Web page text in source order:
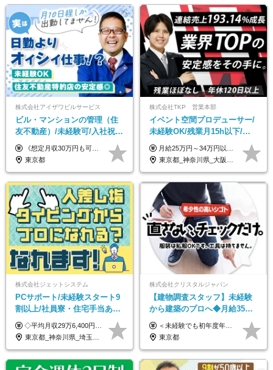
株式会社アイザワビルサービス
ビル・マンションの管理（住
友不動産）/未経験可/入社祝い
金10万円/月収30万円可/40～
50代活躍/S102
《想定月収30万円も可能！/想定年収380万円》 ■月給24万5000円以上＋賞与年2回(2カ月/2025年実績)＋時間外手当＋資格手当＋役職手当＋交通費 ………… ≪昇給、賞与、および各種諸手当について≫ ◇入社お祝い金（10万円 ※3カ月精勤後支給） ◇昇給/年1回 ◇賞与/年2回(2カ月/2025年実績) ◇時間外手当 ◇資格手当 └・ビル設備管理技能士1級（1万円/月） ・ビル設備管理技能士2級（5000円/月） ・建築物環境衛生管理技術者（1万円/月） ・防火管理技能者（3000円/月） ・消防設備士乙4類（3000円/月） 他 ◇役職手当 └・班長/サブリーダー/リーダー（5000円～2万円/月） ◇物件手当（最大2万円 ※物件により異なる） ◇退職金あり ※経験・年齢・能力を考慮した上、当社規定により優遇いたします。 ※3カ月の試用期間あり。その間の給与や福利厚生に差異はありません。 《モデル年収》 ・入社1年/35歳：年収380万円 ・入社3年/38歳：年収400万円
東京都
株式会社TKP 営業本部
イベント空間プロデューサー/
未経験OK/残業月15h以下/豊
富な福利厚生/全国募集/平均有
給取得日数14.9日
月給25万円～34万円以上＋各種手当＋残業代＋賞与年2回（昨年度2～4ヶ月分） 初年度想定年収：350万円～ ＜クラス・経験別の月給目安＞ ■メンバークラス：月給25万円以上 ■店長やSVなどのマネジメント経験者：月給30万円～スタート可 ■リーダークラス：月給34万円以上 ※月給は配属エリア・経験・能力を考慮して決定します（前職の経験・収入をお聞かせください）。 ※上記にはみなし残業手当20～30時間分（メンバー：3万1134円以上、経験5年以上：5万2448円以上、リーダー：5万9441円以上）を含みます。 ※超過分は別途支給いたします。
東京都_神奈川県_大阪府_愛知県_北海道_宮城県_静岡県_京都府_広島県_福岡県
株式会社ジェットシステム
PCサポート/未経験スタート9
割以上/社員寮・住宅手当あり/
正社員デビューOK/20代～30
代活躍中/全国募集
◇平均月収29万6,400円(各種手当含む) ◇住宅手当⇒最大家賃の半額支給 ◇賞与年2回支給 ■月給22万5,000円以上＋地域手当＋時間外手当＋住宅手当＋家族手当 ※経験やスキルに応じて給与を決定します ※試用期間2ヶ月あり（期間内は時給1,060円以上となります） └地域により上がる可能性があり／例：東京都時給1,370円 └その他待遇に差異なし ＜モデル月収例＞ 1年目：296,400円 3年目：320,000円 【固定残業代について】 なし（残業代は、実際の労働時間に応じて別途全額支給）
東京都_神奈川県_埼玉県_千葉県_大阪府_愛知県_北海道_青森県_岩手県_宮城県_秋田県_山形県_福島県_茨城県_群馬県_新潟県_山梨県_長野県_富山県_石川県_静岡県_岐阜県_三重県_兵庫県_京都府_滋賀県_奈良県_和歌山県_広島県_岡山県_鳥取県_島根県_山口県_徳島県_香川県_愛媛県_高知県_福岡県_熊本県_佐賀県_長崎県_大分県_宮崎県_沖縄県
株式会社クリスタルジャパン
【建物調査スタッフ】未経験
から建築のプロへ◆月給35万
円～＋賞与年2回◆官公庁・
UR直取引◆残業月10h
＜未経験でも初年度年収490万円～＞ ◆月給35万円～65万円＋賞与年2回（7月・12月） 【なぜ未経験に35万円を払えるのか】 UR都市機構様・日本郵政様・官公庁との直取引で中間マージンがなく、修繕・緊急対応だけで年4,000～5,000件。仕事が途切れない基盤があるため、調査を担う人材に相応の給与を支払えます。 【昇給について】 年齢や社歴ではなく、成長と貢献に応じて昇給する仕組みです。1回の昇給で年収100万円UPした社員もいます。 ※経験・スキルに応じて加給・優遇いたします ※試用期間3ヶ月（その間の給与・待遇に差異はありません） ※上記月給には、固定残業代（月45時間分／8.8万円～16.5万円）を含みます。超過分は別途全額支給します ※実際の残業は月平均10時間程度です。固定残業代は残業の有無にかかわらず全額支給します 【固定残業代について】 固定残業45時間分（88,000円～165,000円）を含む ※超過分は別途全額支給
東京都